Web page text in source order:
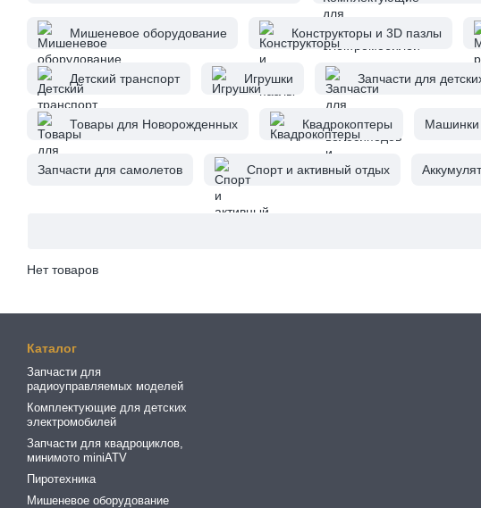
Мишеневое оборудование Конструкторы и 3D пазлы
Детский транспорт Игрушки Запчасти для
Товары для Новорожденных Квадрокоптеры Машинки
Запчасти для самолетов Спорт и активный отдых
Нет товаров
Каталог
Запчасти для
радиоуправляемых моделей
Комплектующие для детских
электромобилей
Запчасти для квадроциклов,
минимото miniATV
Пиротехника
Мишеневое оборудование